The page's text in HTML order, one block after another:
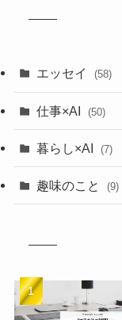
エッセイ (58)
仕事×AI (50)
暮らし×AI (7)
趣味のこと (9)